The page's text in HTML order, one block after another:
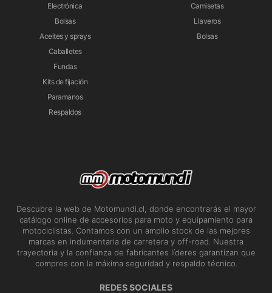
Electrónica
Bolsas
Aceites y sprays
Caballetes
Fundas
Kits de fijación
Paramanos
Respaldos
Camisetas
Llaveros
Bolsas
Descubre la web de Motomundi.cl, donde encontrarás el mayor
catálogo online de accesorios para moto y equipamiento para
motociclistas. Contamos con un amplio stock de las mejores
marcas en indumentaria de carretera y off-road. Nuestra
trayectoria y la confianza de fabricantes líderes garantizan que
compres con la máxima seguridad y respaldo técnico.
REDES SOCIALES